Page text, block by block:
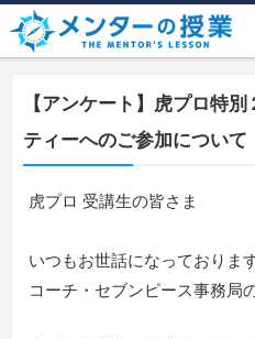
【アンケート】虎プロ特
ティーへのご参加について
虎プロ 受講生の皆さま
いつもお世話になっております
コーチ・セブンピース事務局